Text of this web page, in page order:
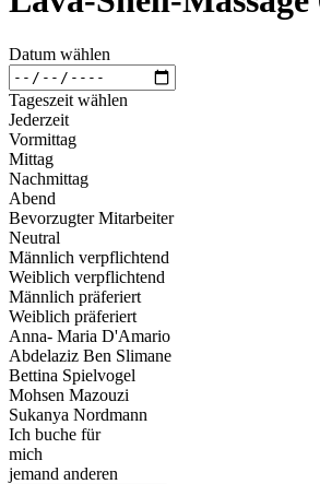
Datum wählen
Tageszeit wählen
Jederzeit
Vormittag
Mittag
Nachmittag
Abend
Bevorzugter Mitarbeiter
Neutral
Männlich verpflichtend
Weiblich verpflichtend
Männlich präferiert
Weiblich präferiert
Anna- Maria D'Amario
Abdelaziz Ben Slimane
Bettina Spielvogel
Mohsen Mazouzi
Sukanya Nordmann
Ich buche für
mich
jemand anderen